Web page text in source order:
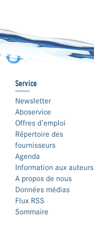
Service
Newsletter
Aboservice
Offres d’emploi
Répertoire des
fournisseurs
Agenda
Information aux auteurs
A propos de nous
Données médias
Flux RSS
Sommaire